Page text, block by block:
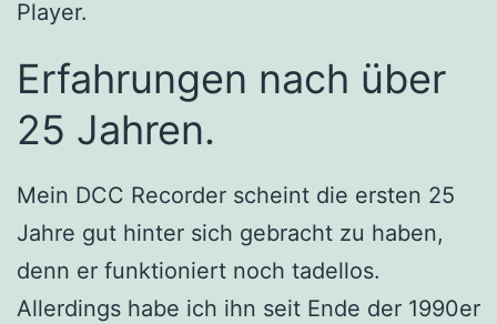
Player.
Erfahrungen nach über
25 Jahren.
Mein DCC Recorder scheint die ersten 25
Jahre gut hinter sich gebracht zu haben,
denn er funktioniert noch tadellos.
Allerdings habe ich ihn seit Ende der 1990er